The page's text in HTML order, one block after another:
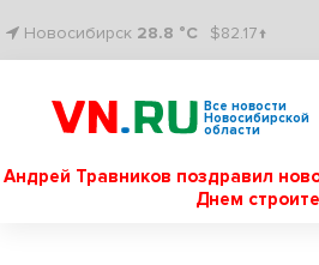
Новосибирск 28.8 °C $82.17↑
Все новости
Новосибирской
области
Андрей Травников поздравил
Днем